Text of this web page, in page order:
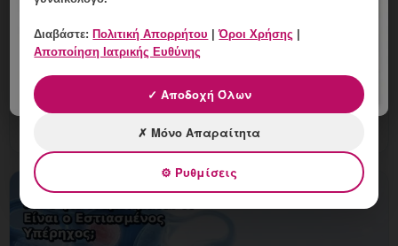
9 Αυγούστου, 2026
Πώς Ερμηνεύεται; Εξειδικευμένη γυναικολογική
αξιολόγηση της μήτρας και εξατομικευμένη καθοδήγηση
Διαβάστε: Πολιτική Απορρήτου |Όροι Χρήσης
Αποποίηση Ιατρικής Ευθύνης
✓ Αποδοχή Όλων
✗ Μόνο Απαραίτητα
⚙ Ρυθμίσεις